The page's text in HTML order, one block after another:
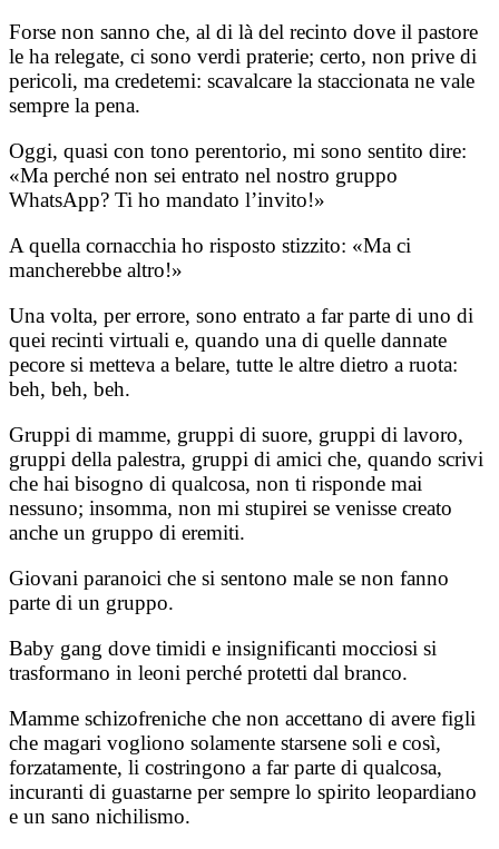
Forse non sanno che, al di là del recinto dove il pastore
le ha relegate, ci sono verdi praterie; certo, non prive di
pericoli, ma credetemi: scavalcare la staccionata ne vale
sempre la pena.
Oggi, quasi con tono perentorio, mi sono sentito dire:
«Ma perché non sei entrato nel nostro gruppo
WhatsApp? Ti ho mandato l’invito!»
A quella cornacchia ho risposto stizzito: «Ma ci
mancherebbe altro!»
Una volta, per errore, sono entrato a far parte di uno di
quei recinti virtuali e, quando una di quelle dannate
pecore si metteva a belare, tutte le altre dietro a ruota:
beh, beh, beh.
Gruppi di mamme, gruppi di suore, gruppi di lavoro,
gruppi della palestra, gruppi di amici che, quando scrivi
che hai bisogno di qualcosa, non ti risponde mai
nessuno; insomma, non mi stupirei se venisse creato
anche un gruppo di eremiti.
Giovani paranoici che si sentono male se non fanno
parte di un gruppo.
Baby gang dove timidi e insignificanti mocciosi si
trasformano in leoni perché protetti dal branco.
Mamme schizofreniche che non accettano di avere figli
che magari vogliono solamente starsene soli e così,
forzatamente, li costringono a far parte di qualcosa,
incuranti di guastarne per sempre lo spirito leopardiano
e un sano nichilismo.